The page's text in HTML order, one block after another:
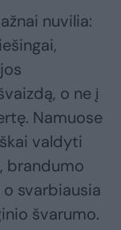
nuvilia:
o ne į
Namuose
valdyti
brandumo
svarbiausia
švarumo.